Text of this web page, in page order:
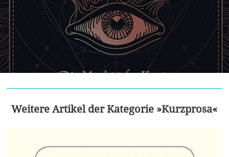
Weitere Artikel der Kategorie »Kurzprosa«